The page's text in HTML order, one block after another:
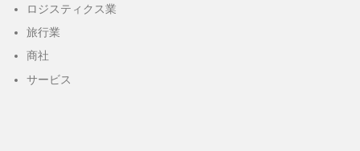
ロジスティクス業
旅行業
商社
サービス